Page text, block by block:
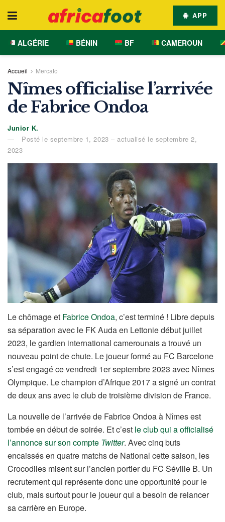
APP
ALGÉRIE BÉNIN BF CAMEROUN
Accueil Mercato
Nîmes officialise l’arrivée
de Fabrice Ondoa
Junior K.
Posté le septembre 1, 2023 – actualisé le septembre 2,
2023
Le chômage et Fabrice Ondoa, c’est terminé ! Libre depuis
sa séparation avec le FK Auda en Lettonie début juillet
2023, le gardien international camerounais a trouvé un
nouveau point de chute. Le joueur formé au FC Barcelone
s’est engagé ce vendredi 1er septembre 2023 avec Nîmes
Olympique. Le champion d’Afrique 2017 a signé un contrat
de deux ans avec le club de troisième division de France.
La nouvelle de l’arrivée de Fabrice Ondoa à Nîmes est
tombée en début de soirée. Et c’est le club qui a officialisé
l’annonce sur son compte Twitter. Avec cinq buts
encaissés en quatre matchs de National cette saison, les
Crocodiles misent sur l’ancien portier du FC Séville B. Un
recrutement qui représente donc une opportunité pour le
club, mais surtout pour le joueur qui a besoin de relancer
sa carrière en Europe.